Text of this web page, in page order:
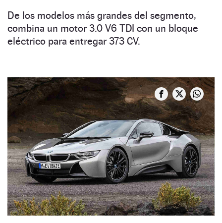
De los modelos más grandes del segmento,
combina un motor 3.0 V6 TDI con un bloque
eléctrico para entregar 373 CV.